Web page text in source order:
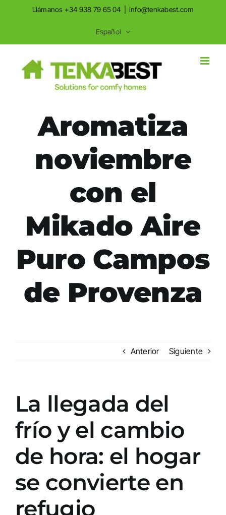
navegación
Llámanos +34 938 79 65 04 info@tenkabest.com
Español
Aromatiza
noviembre
con el
Mikado Aire
Puro Campos
de Provenza
Anterior Siguiente
La llegada del
frío y el cambio
de hora: el hogar
se convierte en
refugio